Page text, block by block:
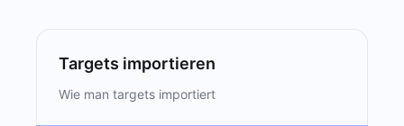
Targets importieren
Wie man targets importiert